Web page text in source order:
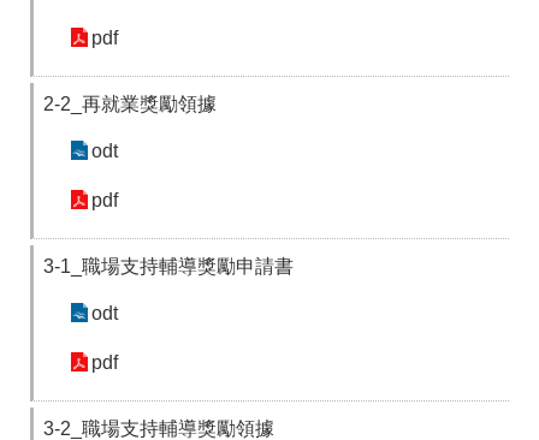
pdf
2-2_再就業獎勵領據
odt
pdf
3-1_職場支持輔導獎勵申請書
odt
pdf
3-2_職場支持輔導獎勵領據